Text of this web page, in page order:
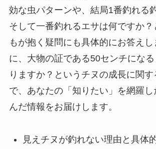
効な虫パターンや、結局1番釣れる
そして一番釣れるエサは何ですか
もが抱く疑問にも具体的にお答えし
に、大物の証である50センチにな
りますか？というチヌの成長に関す
で、あなたの「知りたい」を網羅
んだ情報をお届けします。
見えチヌが釣れない理由と具体